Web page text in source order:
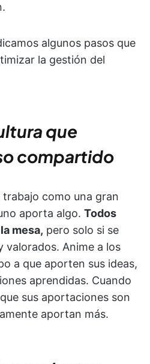
algunos pasos que
la gestión del
que
compartido
trabajo como una gran
aporta algo. Todos
mesa, pero solo si se
valorados. Anime a los
a que aporten sus ideas,
aprendidas. Cuando
sus aportaciones son
aportan más.